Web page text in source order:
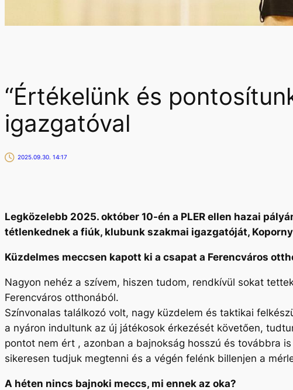
“Értékelünk és
igazgatóval
2025.09.30. 14:17
Legközelebb 2025. október 10-én a PLER ellen hazai
tétlenkednek a fiúk, klubunk szakmai igazgatóját,
Küzdelmes meccsen kapott ki a csapat a Ferencváros
Nagyon nehéz a szívem, hiszen tudom, rendkívül sokat
Ferencváros otthonából.
Színvonalas találkozó volt, nagy küzdelem és taktikai
a nyáron indultunk az új játékosok érkezését követően,
pontot nem ért , azonban a bajnokság hosszú és továbbra
sikeresen tudjuk megtenni és a végén felénk billenjen a
A héten nincs bajnoki meccs, mi ennek az oka?